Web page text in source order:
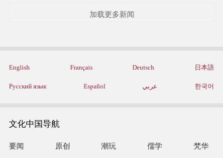
加载更多新闻
English Français Deutsch 日本語
Русский язык Español عربي 한국어
文化中国导航
要闻 原创 潮玩 儒学 梵华